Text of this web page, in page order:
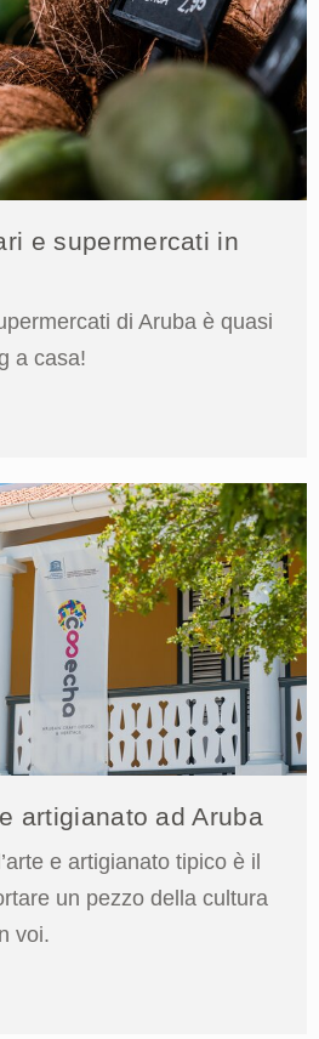
e supermercati in
di Aruba è quasi
a casa!
artigianato ad Aruba
e artigianato tipico è il
un pezzo della cultura
voi.